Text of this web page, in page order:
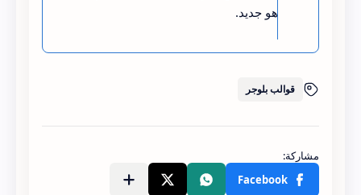
هو جديد.
قوالب بلوجر